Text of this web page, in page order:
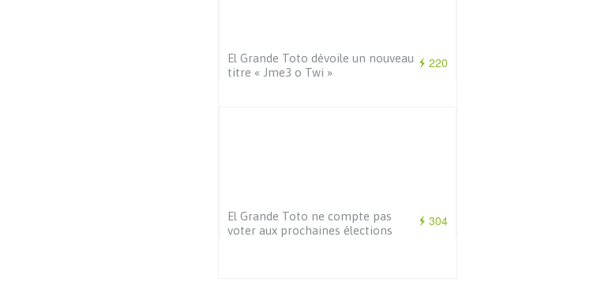
220
El Grande Toto dévoile un nouveau
titre « Jme3 o Twi »
304
El Grande Toto ne compte pas
voter aux prochaines élections